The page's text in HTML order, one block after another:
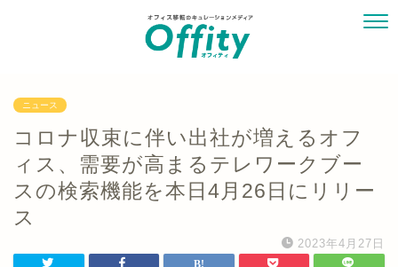
ニュース
コロナ収束に伴い出社が増えるオフ
ィス、需要が高まるテレワークブー
スの検索機能を本日4月26日にリリー
ス
2023年4月27日